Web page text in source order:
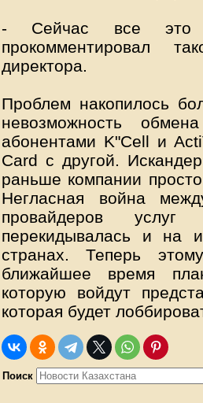
- Сейчас все это
прокомментировал
директора.
Проблем накопилось
невозможность
абонентами K"Cell и
Card с другой.
раньше компании
Негласная война
провайдеров услуг
перекидывалась и на
странах. Теперь
ближайшее время
которую войдут
которая будет
Поиск